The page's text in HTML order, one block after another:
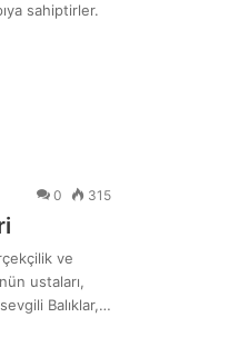
sahiptirler.
0 315
ve
ustaları,
Balıklar,…